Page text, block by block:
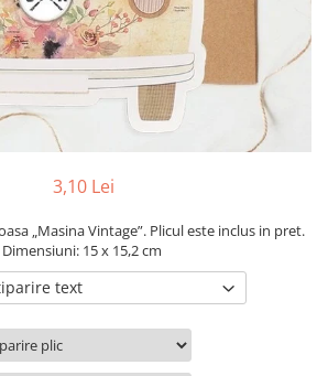
Nou
3,10 Lei
„Masina Vintage”. Plicul este inclus in pret.
Dimensiuni: 15 x 15,2 cm
text